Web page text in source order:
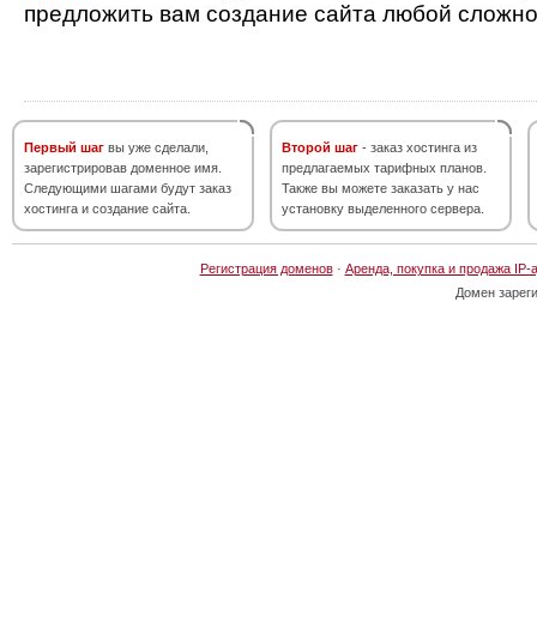
предложить вам создание сайта любой
Первый шаг вы уже сделали,
зарегистрировав доменное имя.
Следующими шагами будут заказ
хостинга и создание сайта.
Второй шаг - заказ хостинга из
предлагаемых тарифных планов.
Также вы можете заказать у нас
установку выделенного сервера.
Регистрация доменов· Аренда, покупка и продажа IP-
Домен